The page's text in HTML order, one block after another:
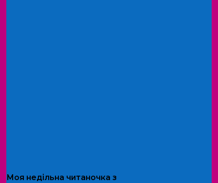
Моя недільна читаночка з